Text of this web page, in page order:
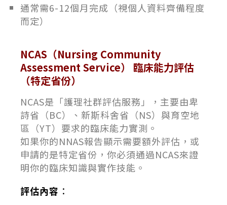
通常需6-12個月完成（視個人資料齊備程度
而定）
NCAS（Nursing Community
Assessment Service） 臨床能力評估
（特定省份）
NCAS是「護理社群評估服務」，主要由卑
詩省（BC）、新斯科舍省（NS）與育空地
區（YT）要求的臨床能力實測。
如果你的NNAS報告顯示需要額外評估，或
申請的是特定省份，你必須通過NCAS來證
明你的臨床知識與實作技能。
評估內容 ：